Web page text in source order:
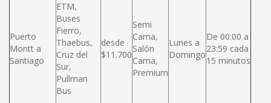
Puerto
Montt a
Santiago
ETM,
Buses
Fierro,
Thaebus,
Cruz del
Sur,
Pullman
Bus
desde
$11.700
Semi
Cama,
Salón
Cama,
Premium
Lunes a
Domingo
De 00:00 a
23:59 cada
15 minutos